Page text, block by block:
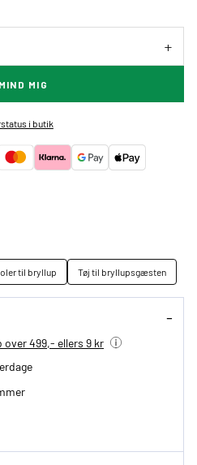
MIG
i butik
til bryllup Tøj til bryllupsgæsten
over 499,- ellers 9 kr